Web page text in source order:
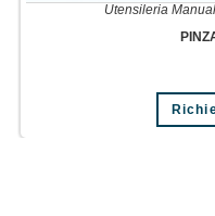
Utensileria